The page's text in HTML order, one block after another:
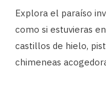
Explora el paraíso
como si estuvieras
castillos de hielo,
chimeneas